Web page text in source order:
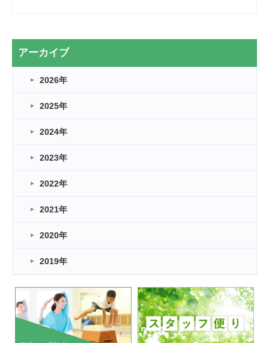
2026.03.20
なぎなた
2026.03.16
車いすバスケとRくんのお話
卒業・卒園の季節★
2026.03.11
緑ケ丘体育館
2022.11.03
緑ケ丘体育館
いたっぼーる大会☆彡
緑ケ丘体育館
2022.07.03
市内総合体育大会が開始
アーカイブ
2026年
2025年
2024年
2023年
2022年
2021年
2020年
2019年